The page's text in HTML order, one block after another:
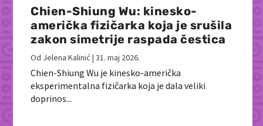
Chien-Shiung Wu: kinesko-
američka fizičarka koja je srušila
zakon simetrije raspada čestica
Od Jelena Kalinić |31. maj 2026.
Chien-Shiung Wu je kinesko-američka
eksperimentalna fizičarka koja je dala veliki
doprinos...